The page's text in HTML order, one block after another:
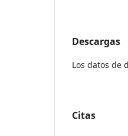
Descargas
Los datos de
Citas